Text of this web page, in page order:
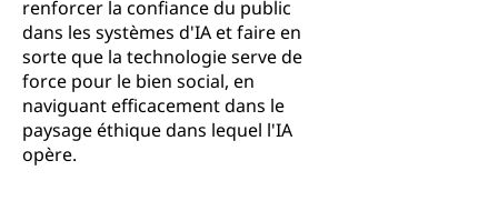
renforcer la confiance du public
dans les systèmes d'IA et faire en
sorte que la technologie serve de
force pour le bien social, en
naviguant efficacement dans le
paysage éthique dans lequel l'IA
opère.